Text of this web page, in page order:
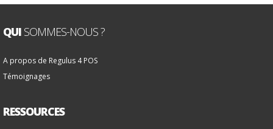
QUI SOMMES-NOUS ?
A propos de Regulus 4 POS
Témoignages
RESSOURCES